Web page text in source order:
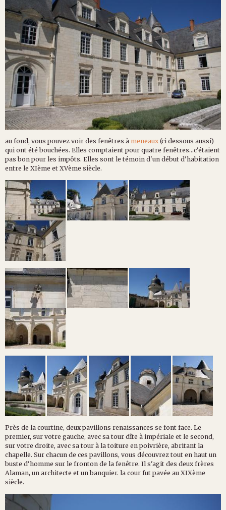
au fond, vous pouvez voir des fenêtres à meneaux (ci dessous aussi)
qui ont été bouchées. Elles comptaient pour quatre fenêtres...c'étaient
pas bon pour les impôts. Elles sont le témoin d'un début d'habitation
entre le XIème et XVème siècle.
Près de la courtine, deux pavillons renaissances se font face. Le
premier, sur votre gauche, avec sa tour dîte à impériale et le second,
sur votre droite, avec sa tour à la toiture en poivrière, abritant la
chapelle. Sur chacun de ces pavillons, vous découvrez tout en haut un
buste d'homme sur le fronton de la fenêtre. Il s'agit des deux frères
Alaman, un architecte et un banquier. la cour fut pavée au XIXème
siècle.